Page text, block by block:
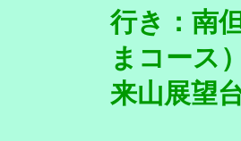
行き：南
まコース
来山展望